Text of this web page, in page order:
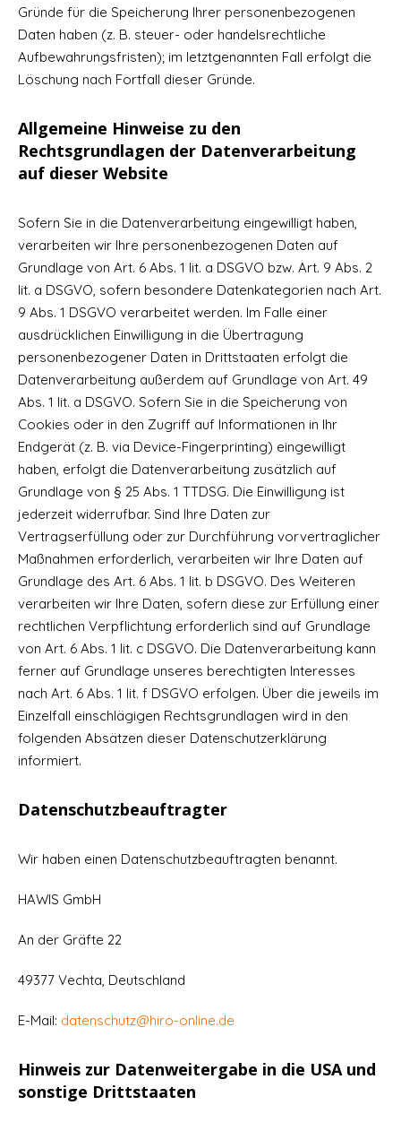
Gründe für die Speicherung Ihrer personenbezogenen
Daten haben (z. B. steuer- oder handelsrechtliche
Aufbewahrungsfristen); im letztgenannten Fall erfolgt die
Löschung nach Fortfall dieser Gründe.
Allgemeine Hinweise zu den
Rechtsgrundlagen der Datenverarbeitung
auf dieser Website
Sofern Sie in die Datenverarbeitung eingewilligt haben,
verarbeiten wir Ihre personenbezogenen Daten auf
Grundlage von Art. 6 Abs. 1 lit. a DSGVO bzw. Art. 9 Abs. 2
lit. a DSGVO, sofern besondere Datenkategorien nach Art.
9 Abs. 1 DSGVO verarbeitet werden. Im Falle einer
ausdrücklichen Einwilligung in die Übertragung
personenbezogener Daten in Drittstaaten erfolgt die
Datenverarbeitung außerdem auf Grundlage von Art. 49
Abs. 1 lit. a DSGVO. Sofern Sie in die Speicherung von
Cookies oder in den Zugriff auf Informationen in Ihr
Endgerät (z. B. via Device-Fingerprinting) eingewilligt
haben, erfolgt die Datenverarbeitung zusätzlich auf
Grundlage von § 25 Abs. 1 TTDSG. Die Einwilligung ist
jederzeit widerrufbar. Sind Ihre Daten zur
Vertragserfüllung oder zur Durchführung vorvertraglicher
Maßnahmen erforderlich, verarbeiten wir Ihre Daten auf
Grundlage des Art. 6 Abs. 1 lit. b DSGVO. Des Weiteren
verarbeiten wir Ihre Daten, sofern diese zur Erfüllung einer
rechtlichen Verpflichtung erforderlich sind auf Grundlage
von Art. 6 Abs. 1 lit. c DSGVO. Die Datenverarbeitung kann
ferner auf Grundlage unseres berechtigten Interesses
nach Art. 6 Abs. 1 lit. f DSGVO erfolgen. Über die jeweils im
Einzelfall einschlägigen Rechtsgrundlagen wird in den
folgenden Absätzen dieser Datenschutzerklärung
informiert.
Datenschutzbeauftragter
Wir haben einen Datenschutzbeauftragten benannt.
HAWIS GmbH
An der Gräfte 22
49377 Vechta, Deutschland
E-Mail: datenschutz@hiro-online.de
Hinweis zur Datenweitergabe in die USA und
sonstige Drittstaaten